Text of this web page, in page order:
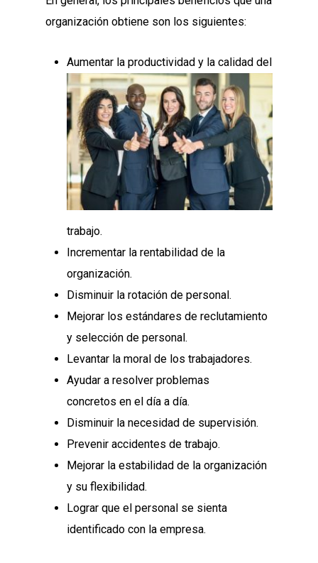
organización obtiene son los siguientes:
Aumentar la productividad y la calidad del
trabajo.
Incrementar la rentabilidad de la
organización.
Disminuir la rotación de personal.
Mejorar los estándares de reclutamiento
y selección de personal.
Levantar la moral de los trabajadores.
Ayudar a resolver problemas
concretos en el día a día.
Disminuir la necesidad de supervisión.
Prevenir accidentes de trabajo.
Mejorar la estabilidad de la organización
y su flexibilidad.
Lograr que el personal se sienta
identificado con la empresa.